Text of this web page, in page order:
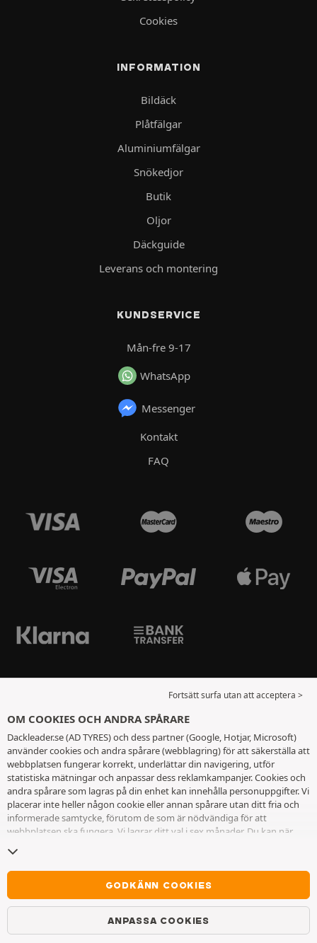
Cookies
INFORMATION
Bildäck
Plåtfälgar
Aluminiumfälgar
Snökedjor
Butik
Oljor
Däckguide
Leverans och montering
KUNDSERVICE
Mån-fre 9-17
WhatsApp
Messenger
Kontakt
FAQ
Fortsätt surfa utan att acceptera >
OM COOKIES OCH ANDRA SPÅRARE
Dackleader.se (AD TYRES) och dess partner (Google, Hotjar, Microsoft)
använder cookies och andra spårare (webblagring) för att säkerställa att
webbplatsen fungerar korrekt, underlättar din navigering, utför
statistiska mätningar och anpassar dess reklamkampanjer. Cookies och
andra spårare som lagras på din enhet kan innehålla personuppgifter. Vi
placerar inte heller någon cookie eller annan spårare utan ditt fria och
informerade samtycke, förutom de som är nödvändiga för att
webbplatsen ska fungera. Vi lagrar ditt val i sex månader. Du kan när
andra spårare
cookies eller andra spårare. Vägran hindrar inte tillgång till tjänsterna
AD TYRES. För ytterligare information hänvisar vi till
och andra spårare.
GODKÄNN COOKIES
ANPASSA COOKIES